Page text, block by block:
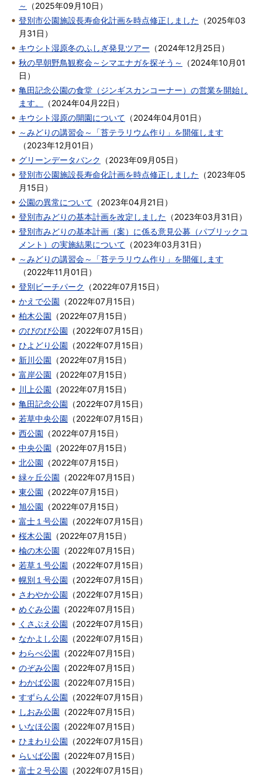
～
（2025年09月10日 ）
登別市公園施設長寿命化計画を時点修正しました （2025年03
月31日 ）
キウシト湿原冬のふしぎ発見ツアー （2024年12月25日 ）
秋の早朝野鳥観察会～シマエナガを探そう～
（2024年10月01
日 ）
亀田記念公園の食堂（ジンギスカンコーナー）の営業を開始し
ます。
（2024年04月22日 ）
キウシト湿原の開園について （2024年04月01日 ）
～みどりの講習会～「苔テラリウム作り」を開催します
（2023年12月01日 ）
グリーンデータバンク
（2023年09月05日 ）
登別市公園施設長寿命化計画を時点修正しました （2023年05
月15日 ）
公園の異常について （2023年04月21日 ）
登別市みどりの基本計画を改定しました （2023年03月31日 ）
登別市みどりの基本計画（案）に係る意見公募（パブリックコ
メント）の実施結果について （2023年03月31日 ）
～みどりの講習会～「苔テラリウム作り」を開催します
（2022年11月01日 ）
登別ビーチパーク
（2022年07月15日 ）
かえで公園 （2022年07月15日 ）
柏木公園 （2022年07月15日 ）
のびのび公園 （2022年07月15日 ）
ひよどり公園 （2022年07月15日 ）
新川公園 （2022年07月15日 ）
富岸公園 （2022年07月15日 ）
川上公園 （2022年07月15日 ）
亀田記念公園 （2022年07月15日 ）
若草中央公園 （2022年07月15日 ）
西公園 （2022年07月15日 ）
中央公園 （2022年07月15日 ）
北公園 （2022年07月15日 ）
緑ヶ丘公園 （2022年07月15日 ）
東公園 （2022年07月15日 ）
旭公園 （2022年07月15日 ）
富士１号公園 （2022年07月15日 ）
桜木公園 （2022年07月15日 ）
楡の木公園 （2022年07月15日 ）
若草１号公園 （2022年07月15日 ）
幌別１号公園 （2022年07月15日 ）
さわやか公園 （2022年07月15日 ）
めぐみ公園 （2022年07月15日 ）
くさぶえ公園 （2022年07月15日 ）
なかよし公園 （2022年07月15日 ）
わらべ公園 （2022年07月15日 ）
のぞみ公園 （2022年07月15日 ）
わかば公園 （2022年07月15日 ）
すずらん公園 （2022年07月15日 ）
しおみ公園 （2022年07月15日 ）
いなほ公園 （2022年07月15日 ）
ひまわり公園 （2022年07月15日 ）
らいば公園 （2022年07月15日 ）
富士２号公園 （2022年07月15日 ）